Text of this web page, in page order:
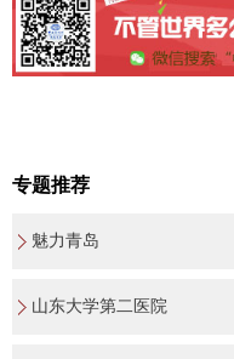
专题推荐
魅力青岛
山东大学第二医院